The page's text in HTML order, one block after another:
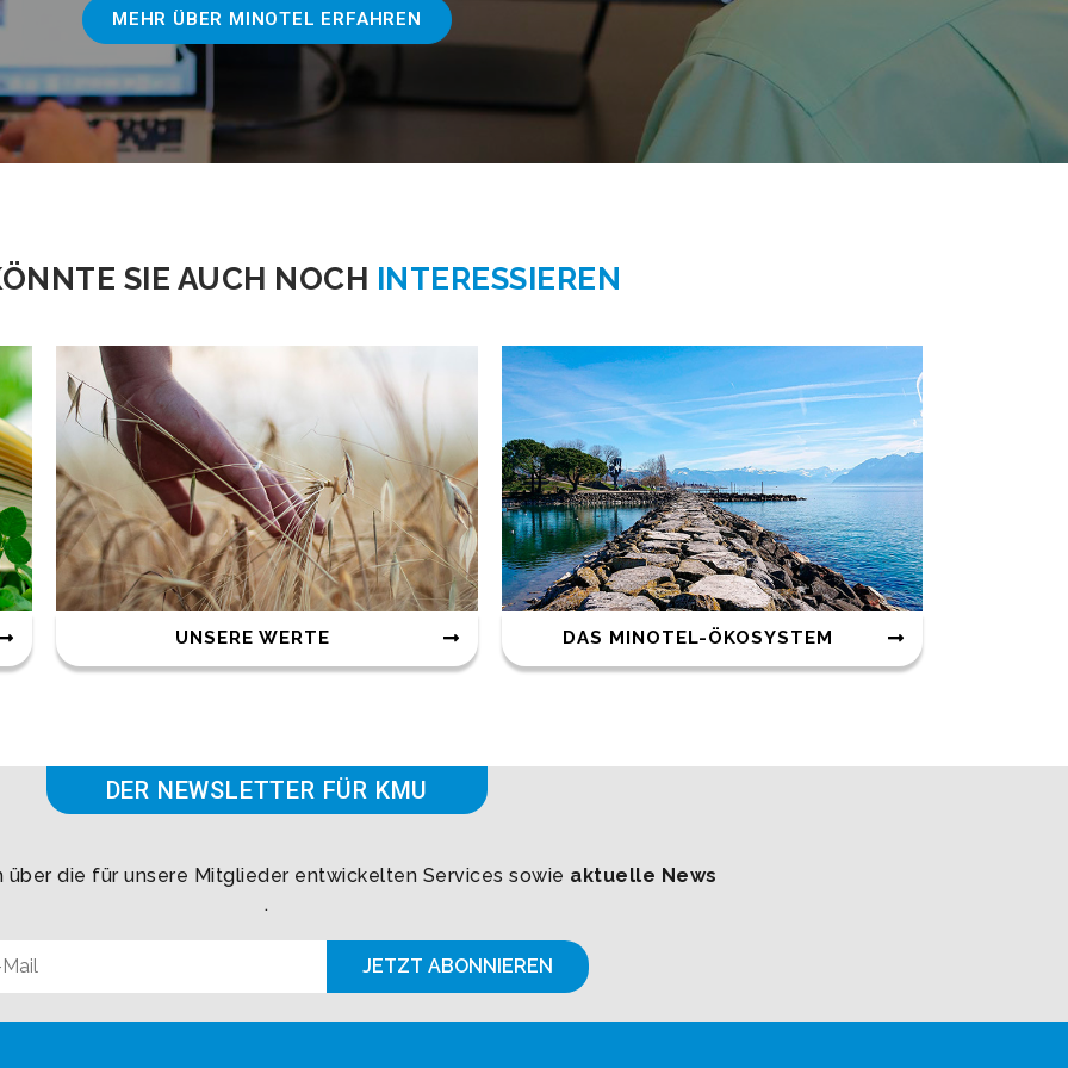
MEHR ÜBER MINOTEL ERFAHREN
SIE AUCH NOCH INTERESSIEREN
UNSERE WERTE DAS MINOTEL-ÖKOSYSTEM
DER NEWSLETTER FÜR KMU
über die für unsere Mitglieder entwickelten Services sowie aktuelle News
.